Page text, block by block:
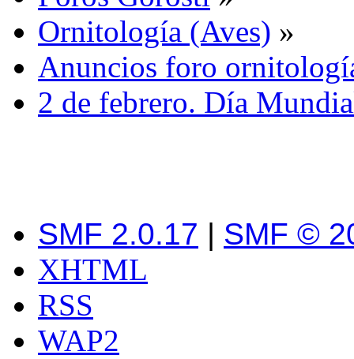
Ornitología (Aves) »
Anuncios foro
2 de febrero. Día
SMF 2.0.17 | SMF ©
XHTML
RSS
WAP2